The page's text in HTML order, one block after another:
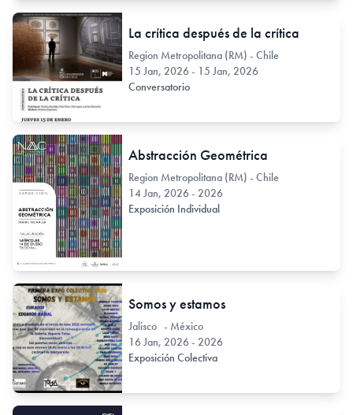
La crítica después de la crítica
Region Metropolitana (RM) - Chile
15 Jan, 2026 - 15 Jan, 2026
Conversatorio
Abstracción Geométrica
Region Metropolitana (RM) - Chile
14 Jan, 2026 - 2026
Exposición Individual
Somos y estamos
Jalisco - México
16 Jan, 2026 - 2026
Exposición Colectiva